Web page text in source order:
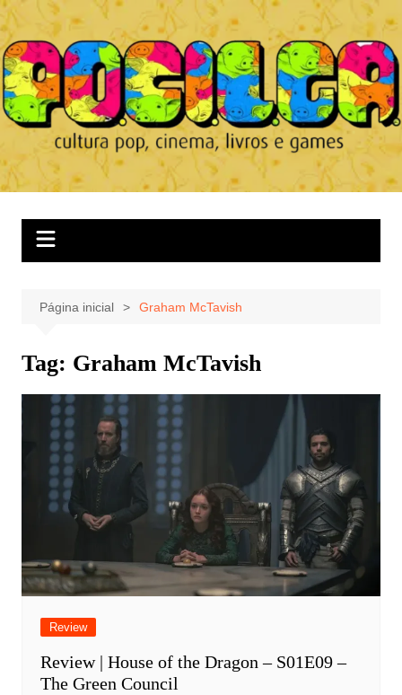
Ir
para
o
conteúdo
Página inicial Graham McTavish
Tag: Graham McTavish
Review
Review | House of the Dragon – S01E09 –
The Green Council